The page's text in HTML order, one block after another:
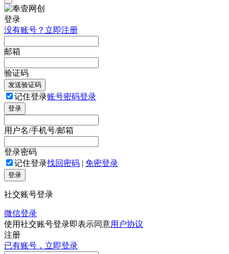
登录
没有账号？立即注册
邮箱
验证码
发送验证码
记住登录账号密码登录
登录
用户名/手机号/邮箱
登录密码
记住登录找回密码 | 免密登录
登录
社交账号登录
微信登录
使用社交账号登录即表示同意用户协议
注册
已有账号，立即登录